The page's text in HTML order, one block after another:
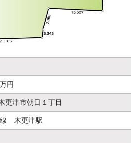
円
更津市朝日１丁目
木更津駅